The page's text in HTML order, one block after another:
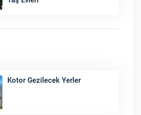
Kotor Gezilecek Yerler